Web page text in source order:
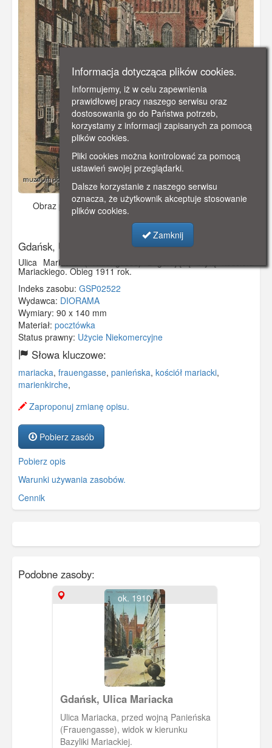
Obraz pochodzi zok. 1910 r.Dodano: 2019-12-04 23:33
Wyświetlono: 3273
Gdańsk, Ulica Mariacka
Ulica Mariacka (Frauengasse) z górującą bryłą kościoła
Mariackiego. Obieg 1911 rok.
Indeks zasobu: GSP02522
Wydawca: DIORAMA
Wymiary: 90 x 140 mm
Materiał: pocztówka
Status prawny: Użycie Niekomercyjne
Słowa kluczowe:
mariacka, frauengasse, panieńska, kościół mariacki,
marienkirche,
Zaproponuj zmianę opisu.
Pobierz zasób
Pobierz opis
Warunki używania zasobów.
Cennik
Podobne zasoby:
ok. 1910
Gdańsk, Ulica Mariacka
Ulica Mariacka, przed wojną Panieńska
(Frauengasse), widok w kierunku
Bazyliki Mariackiej.
Informacja dotycząca plików cookies.
Informujemy, iż w celu zapewnienia
prawidłowej pracy naszego serwisu oraz
dostosowania go do Państwa potrzeb,
korzystamy z informacji zapisanych za pomocą
plików cookies.
Pliki cookies można kontrolować za pomocą
ustawień swojej przeglądarki.
Dalsze korzystanie z naszego serwisu
oznacza, że użytkownik akceptuje stosowanie
plików cookies.
Zamknij